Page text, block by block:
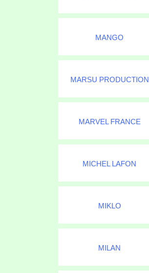
MANGO
MARSU PRODUCTION
MARVEL FRANCE
MICHEL LAFON
MIKLO
MILAN